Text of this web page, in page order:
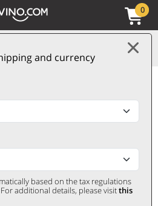
and currency
based on the tax regulations
additional details, please visitthis
0
Cormòns